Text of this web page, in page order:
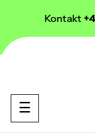
Kontakt
Toggle navigation
☰